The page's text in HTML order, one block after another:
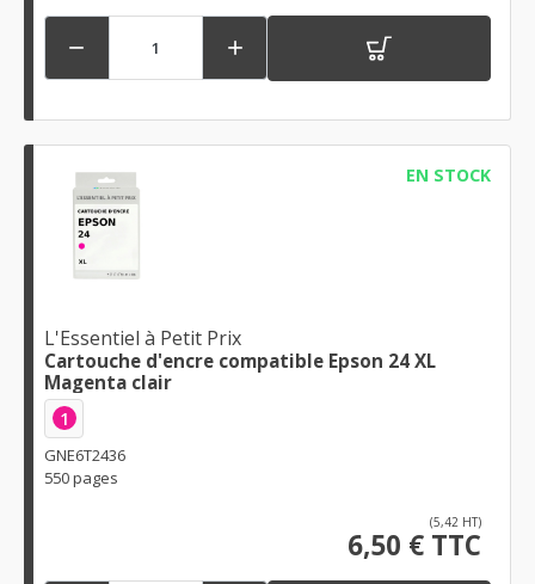
 
EN STOCK
L'Essentiel à Petit Prix
Cartouche d'encre compatible Epson 24 XL
Magenta clair
1
GNE6T2436
550 pages
(5,42 HT)
6,50 € TTC